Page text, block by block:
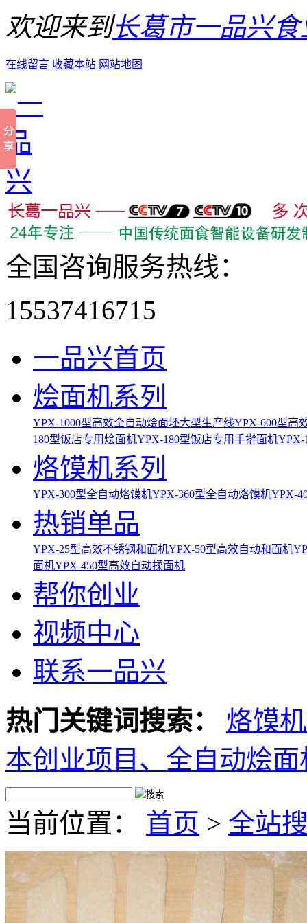
欢迎来到长葛市一品兴
在线留言 收藏本站 网站地图
全国咨询服务热线：
15537416715
一品兴首页
烩面机系列
YPX-1000型高效全自动烩面坯大型生产线YPX-600型高
180型饭店专用烩面机YPX-180型饭店专用手擀面机YPX-
烙馍机系列
YPX-300型全自动烙馍机YPX-360型全自动烙馍机YPX-
热销单品
YPX-25型高效不锈钢和面机YPX-50型高效自动和面机
面机YPX-450型高效自动揉面机
帮你创业
视频中心
联系一品兴
热门关键词搜索：
烙馍
本创业项目、 全自动烩
当前位置： 首页 > 全站